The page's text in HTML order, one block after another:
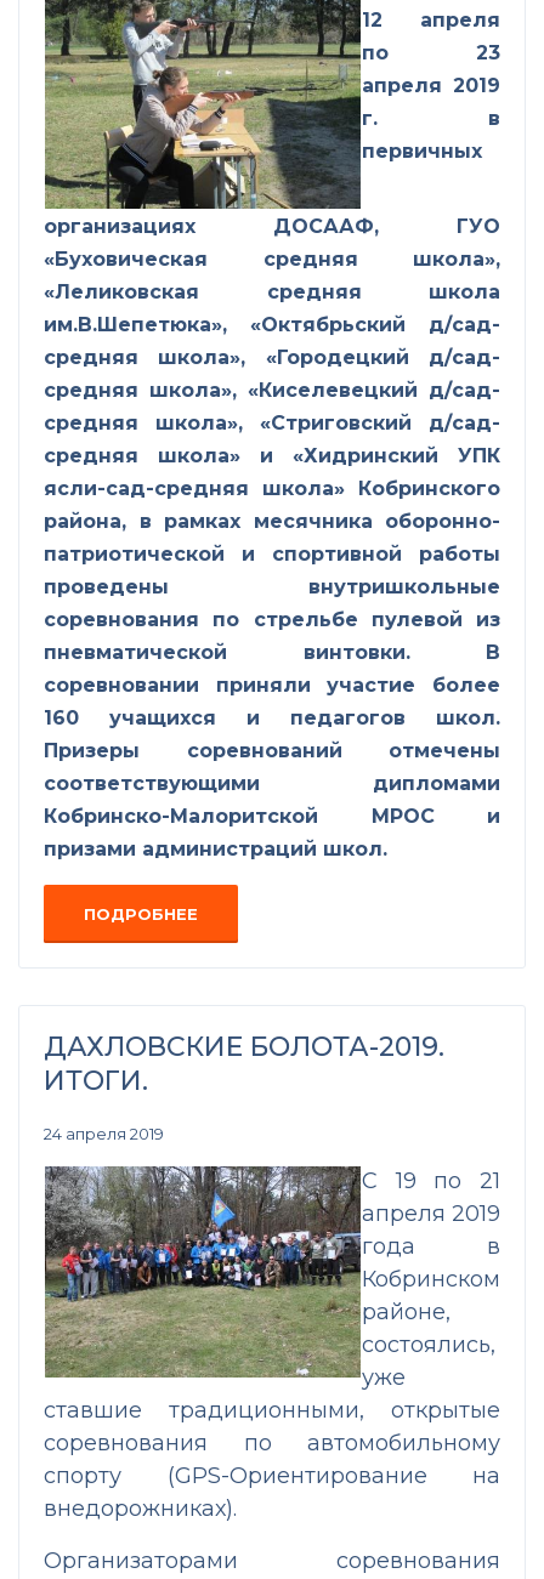
12 апреля
по 23
апреля 2019
г. в
первичных
организациях ДОСААФ, ГУО
«Буховическая средняя школа»,
«Леликовская средняя школа
им.В.Шепетюка», «Октябрьский д/сад-
средняя школа», «Городецкий д/сад-
средняя школа», «Киселевецкий д/сад-
средняя школа», «Стриговский д/сад-
средняя школа» и «Хидринский УПК
ясли-сад-средняя школа» Кобринского
района, в рамках месячника оборонно-
патриотической и спортивной работы
проведены внутришкольные
соревнования по стрельбе пулевой из
пневматической винтовки. В
соревновании приняли участие более
160 учащихся и педагогов школ.
Призеры соревнований отмечены
соответствующими дипломами
Кобринско-Малоритской МРОС и
призами администраций школ.
ПОДРОБНЕЕ
ДАХЛОВСКИЕ БОЛОТА-2019.
ИТОГИ.
24 апреля 2019
С 19 по 21
апреля 2019
года в
Кобринском
районе,
состоялись,
уже
ставшие традиционными, открытые
соревнования по автомобильному
спорту (GPS-Ориентирование на
внедорожниках).
Организаторами соревнования